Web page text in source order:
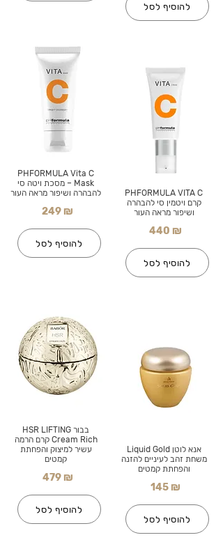
PHFORMULA Vita C
Mask – מסכת ויטה סי
להבהרה ושיפור מראה העור
249 ₪
להוסיף לסל
בבור HSR LIFTING
Cream Rich קרם הרמה
עשיר למיצוק והפחתת
קמטים
479 ₪
להוסיף לסל
להוסיף לסל
PHFORMULA VITA C
קרם ויטמין סי להבהרה
ושיפור מראה העור
440 ₪
להוסיף לסל
אנא לוטן Liquid Gold
משחת זהב לעיניים להזנה
והפחתת קמטים
145 ₪
להוסיף לסל